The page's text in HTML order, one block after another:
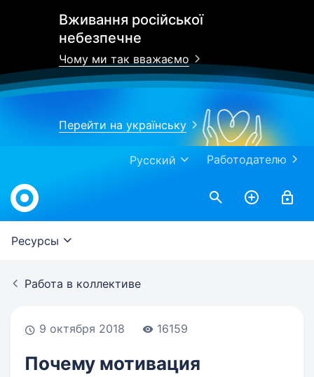
Вживання російської
небезпечне
Чому ми так вважаємо
Перейти на українську
Работодателю
Русский
Work.ua
Ресурсы
Работа в коллективе
9 октября 2018 16159
Почему мотивация